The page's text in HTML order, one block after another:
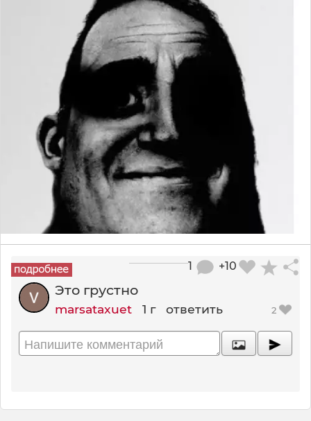
+10
1
Это грустно
marsataxuet 1 г ответить 2